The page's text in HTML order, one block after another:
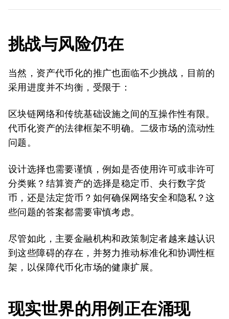
挑战与风险仍在
当然，资产代币化的推广也面临不少挑战，目前的
采用进度并不均衡，受限于：
区块链网络和传统基础设施之间的互操作性有限。
代币化资产的法律框架不明确。二级市场的流动性
问题。
设计选择也需要谨慎，例如是否使用许可或非许可
分类账？结算资产的选择是稳定币、央行数字货
币，还是法定货币？如何确保网络安全和隐私？这
些问题的答案都需要审慎考虑。
尽管如此，主要金融机构和政策制定者越来越认识
到这些障碍的存在，并努力推动标准化和协调性框
架，以保障代币化市场的健康扩展。
现实世界的用例正在涌现